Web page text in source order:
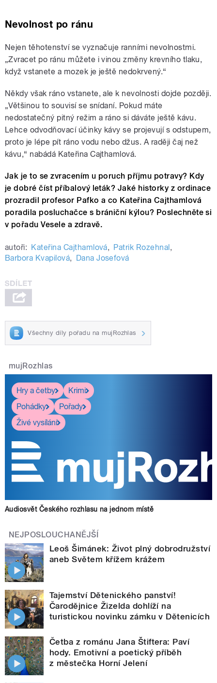
Nevolnost po ránu
Nejen těhotenství se vyznačuje ranními nevolnostmi.
„Zvracet po ránu můžete i vinou změny krevního tlaku,
když vstanete a mozek je ještě nedokrvený.“
Někdy však ráno vstanete, ale k nevolnosti dojde později.
„Většinou to souvisí se snídaní. Pokud máte
nedostatečný pitný režim a ráno si dáváte ještě kávu.
Lehce odvodňovací účinky kávy se projevují s odstupem,
proto je lépe pít ráno vodu nebo džus. A raději čaj než
kávu,“ nabádá Kateřina Cajthamlová.
Jak je to se zvracením u poruch příjmu potravy? Kdy
je dobré číst příbalový leták? Jaké historky z ordinace
prozradil profesor Pafko a co Kateřina Cajthamlová
poradila posluchačce s brániční kýlou? Poslechněte si
v pořadu Vesele a zdravě.
autoři: Kateřina Cajthamlová, Patrik Rozehnal ,
Barbora Kvapilová, Dana Josefová
Všechny díly pořadu na mujRozhlas
mujRozhlas
Hry a četby
Krimi
Pohádky
Pořady
Živé vysílání
Audiosvět Českého rozhlasu na jednom místě
NEJPOSLOUCHANĚJŠÍ
Leoš Šimánek: Život plný dobrodružství
aneb Světem křížem krážem
Tajemství Dětenického panství!
Čarodějnice Žizelda dohlíží na
turistickou novinku zámku v Dětenicích
Četba z románu Jana Štiftera: Paví
hody. Emotivní a poetický příběh
z městečka Horní Jelení